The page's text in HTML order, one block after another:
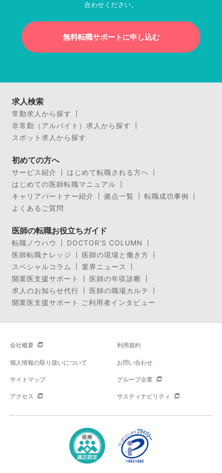
合わせください。
無料転職サポートに申し込む
求人検索
常勤求人から探す
非常勤（アルバイト）求人から探す
スポット求人から探す
初めての方へ
サービス紹介
はじめて転職される方へ
はじめての医師転職マニュアル
キャリアパートナー紹介
拠点一覧
転職成功事例
よくあるご質問
医師の転職お役立ちガイド
転職ノウハウ
DOCTOR’S COLUMN
医師転職ナレッジ
医師の現場と働き方
スペシャルコラム
業界ニュース
開業医支援サポート
医師の年収診断
求人のお知らせ代行
医師の職場カルテ
開業医支援サポート ご利用者インタビュー
会社概要 利用規約
個人情報の取り扱いについて お問い合わせ
サイトマップ グループ企業
アクセス サスティナビリティ